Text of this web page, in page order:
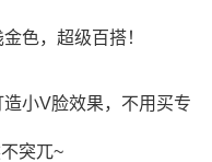
色，超级百搭！
小V脸效果，不用买专
突兀~